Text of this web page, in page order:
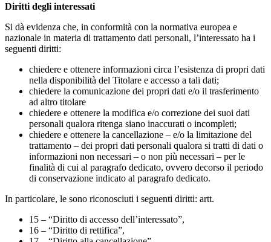
Diritti degli interessati
Si dà evidenza che, in conformità con la normativa europea e
nazionale in materia di trattamento dati personali, l’interessato ha i
seguenti diritti:
chiedere e ottenere informazioni circa l’esistenza di propri dati
nella disponibilità del Titolare e accesso a tali dati;
chiedere la comunicazione dei propri dati e/o il trasferimento
ad altro titolare
chiedere e ottenere la modifica e/o correzione dei suoi dati
personali qualora ritenga siano inaccurati o incompleti;
chiedere e ottenere la cancellazione – e/o la limitazione del
trattamento – dei propri dati personali qualora si tratti di dati o
informazioni non necessari – o non più necessari – per le
finalità di cui al paragrafo dedicato, ovvero decorso il periodo
di conservazione indicato al paragrafo dedicato.
In particolare, le sono riconosciuti i seguenti diritti: artt.
15 – “Diritto di accesso dell’interessato”,
16 – “Diritto di rettifica”,